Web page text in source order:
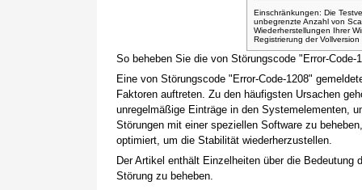
So beheben Sie die von Störungscode "Error-Code-
Eine von Störungscode "Error-Code-1208"
Faktoren auftreten. Zu den häufigsten Ursachen
unregelmäßige Einträge in den Systemelementen,
Störungen mit einer speziellen Software zu
optimiert, um die Stabilität wiederherzustellen.
Der Artikel enthält Einzelheiten über die
Störung zu beheben.
Einschränkungen: Die
unbegrenzte Anzahl von
Wiederherstellungen Ihrer
Registrierung der